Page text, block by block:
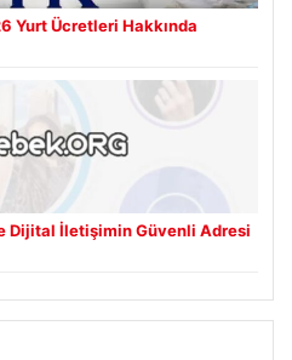
Yurt Ücretleri Hakkında
Dijital İletişimin Güvenli Adresi